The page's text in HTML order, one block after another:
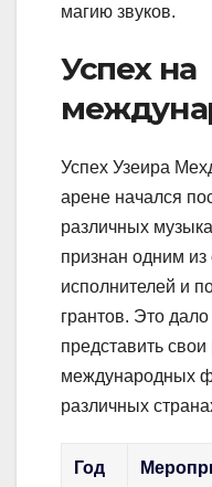
магию звуков.
Успех на
Успех Узеира
арене начался
различных
признан одним
исполнителей и
грантов. Это
представить
международных
различных
Год